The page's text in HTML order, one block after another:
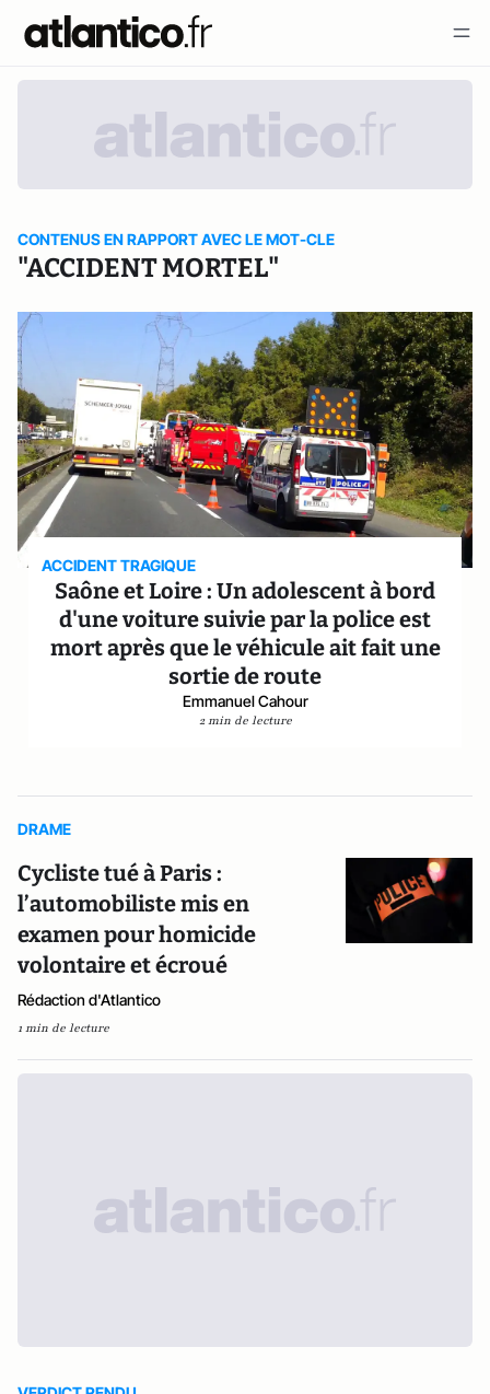
CONTENUS EN RAPPORT AVEC LE MOT-CLE
"ACCIDENT MORTEL"
ACCIDENT TRAGIQUE
Saône et Loire : Un adolescent à bord
d'une voiture suivie par la police est
mort après que le véhicule ait fait une
sortie de route
Emmanuel Cahour
2 min de lecture
DRAME
Cycliste tué à Paris :
l’automobiliste mis en
examen pour homicide
volontaire et écroué
Rédaction d'Atlantico
1 min de lecture